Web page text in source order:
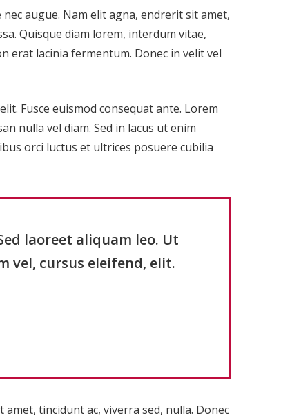
augue. Nam elit agna, endrerit sit amet,
Quisque diam lorem, interdum vitae,
erat lacinia fermentum. Donec in velit vel
Fusce euismod consequat ante. Lorem
nulla vel diam. Sed in lacus ut enim
orci luctus et ultrices posuere cubilia
laoreet aliquam leo. Ut
vel, cursus eleifend, elit.
tincidunt ac, viverra sed, nulla. Donec